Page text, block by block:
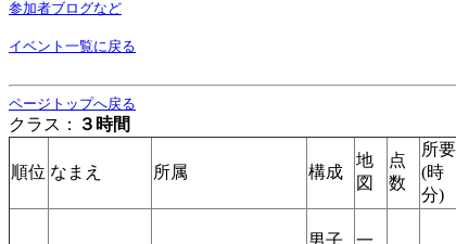
参加者ブログなど
イベント一覧に戻る
ページトップへ戻る
クラス： ３時間
順位 なまえ 所属 構成
地
図
点
数
所要
(時
分)
男子
一